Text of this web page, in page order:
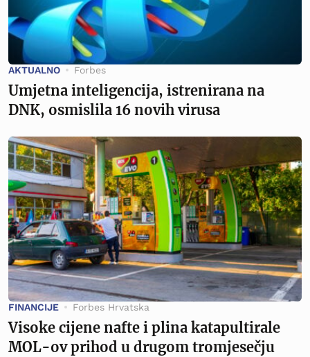
AKTUALNO Forbes
Umjetna inteligencija, istrenirana na
DNK, osmislila 16 novih virusa
FINANCIJE Forbes Hrvatska
Visoke cijene nafte i plina katapultirale
MOL-ov prihod u drugom tromjesečju